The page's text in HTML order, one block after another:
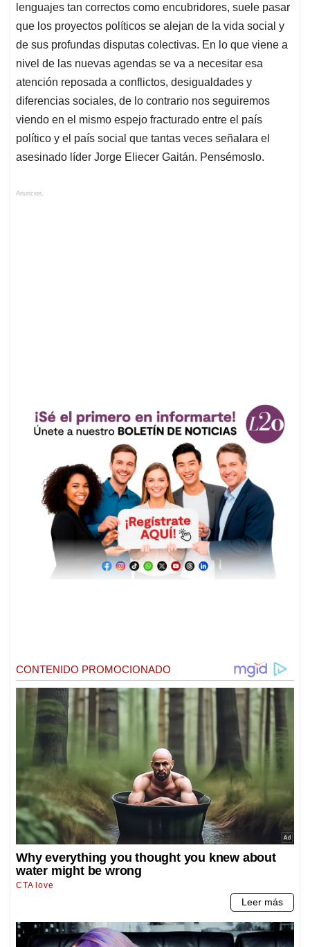
lenguajes tan correctos como encubridores, suele pasar
que los proyectos políticos se alejan de la vida social y
de sus profundas disputas colectivas. En lo que viene a
nivel de las nuevas agendas se va a necesitar esa
atención reposada a conflictos, desigualdades y
diferencias sociales, de lo contrario nos seguiremos
viendo en el mismo espejo fracturado entre el país
político y el país social que tantas veces señalara el
asesinado líder Jorge Eliecer Gaitán. Pensémoslo.
Anuncios.